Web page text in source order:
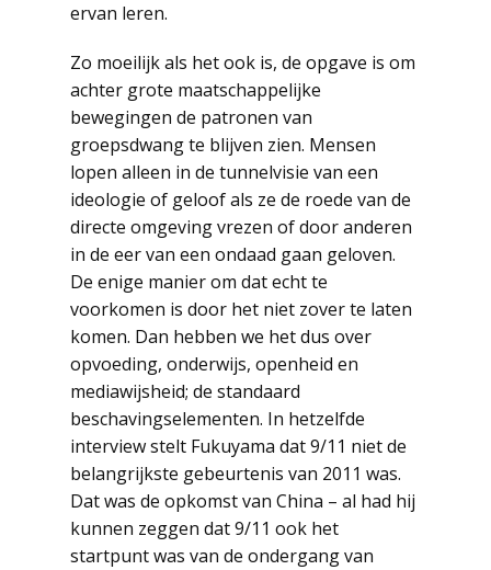
ervan leren.
Zo moeilijk als het ook is, de opgave is om
achter grote maatschappelijke
bewegingen de patronen van
groepsdwang te blijven zien. Mensen
lopen alleen in de tunnelvisie van een
ideologie of geloof als ze de roede van de
directe omgeving vrezen of door anderen
in de eer van een ondaad gaan geloven.
De enige manier om dat echt te
voorkomen is door het niet zover te laten
komen. Dan hebben we het dus over
opvoeding, onderwijs, openheid en
mediawijsheid; de standaard
beschavingselementen. In hetzelfde
interview stelt Fukuyama dat 9/11 niet de
belangrijkste gebeurtenis van 2011 was.
Dat was de opkomst van China – al had hij
kunnen zeggen dat 9/11 ook het
startpunt was van de ondergang van